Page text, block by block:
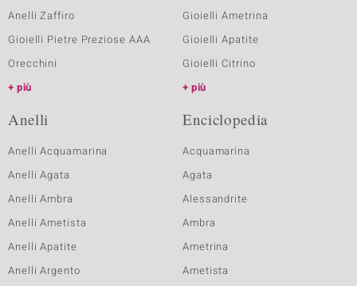
Anelli Zaffiro
Gioielli Pietre Preziose AAA
Orecchini
più
Gioielli Ametrina
Gioielli Apatite
Gioielli Citrino
più
Anelli
Anelli Acquamarina
Anelli Agata
Anelli Ambra
Anelli Ametista
Anelli Apatite
Anelli Argento
Enciclopedia
Acquamarina
Agata
Alessandrite
Ambra
Ametrina
Ametista